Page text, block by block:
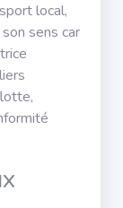
local,
sens car